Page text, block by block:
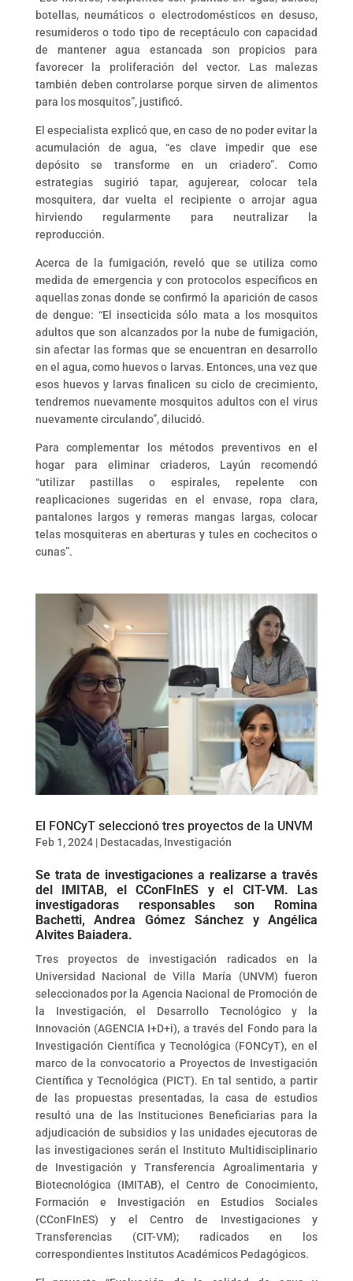
botellas, neumáticos o electrodomésticos en desuso,
resumideros o todo tipo de receptáculo con capacidad
de mantener agua estancada son propicios para
favorecer la proliferación del vector. Las malezas
también deben controlarse porque sirven de alimentos
para los mosquitos”, justificó.
El especialista explicó que, en caso de no poder evitar la
acumulación de agua, “es clave impedir que ese
depósito se transforme en un criadero”. Como
estrategias sugirió tapar, agujerear, colocar tela
mosquitera, dar vuelta el recipiente o arrojar agua
hirviendo regularmente para neutralizar la
reproducción.
Acerca de la fumigación, reveló que se utiliza como
medida de emergencia y con protocolos específicos en
aquellas zonas donde se confirmó la aparición de casos
de dengue: “El insecticida sólo mata a los mosquitos
adultos que son alcanzados por la nube de fumigación,
sin afectar las formas que se encuentran en desarrollo
en el agua, como huevos o larvas. Entonces, una vez que
esos huevos y larvas finalicen su ciclo de crecimiento,
tendremos nuevamente mosquitos adultos con el virus
nuevamente circulando”, dilucidó.
Para complementar los métodos preventivos en el
hogar para eliminar criaderos, Layún recomendó
“utilizar pastillas o espirales, repelente con
reaplicaciones sugeridas en el envase, ropa clara,
pantalones largos y remeras mangas largas, colocar
telas mosquiteras en aberturas y tules en cochecitos o
cunas”.
El FONCyT seleccionó tres proyectos de la UNVM
Feb 1, 2024| Destacadas, Investigación
Se trata de investigaciones a realizarse a través
del IMITAB, el CConFInES y el CIT-VM. Las
investigadoras responsables son Romina
Bachetti, Andrea Gómez Sánchez y Angélica
Alvites Baiadera.
Tres proyectos de investigación radicados en la
Universidad Nacional de Villa María (UNVM) fueron
seleccionados por la Agencia Nacional de Promoción de
la Investigación, el Desarrollo Tecnológico y la
Innovación (AGENCIA I+D+i), a través del Fondo para la
Investigación Científica y Tecnológica (FONCyT), en el
marco de la convocatorio a Proyectos de Investigación
Científica y Tecnológica (PICT). En tal sentido, a partir
de las propuestas presentadas, la casa de estudios
resultó una de las Instituciones Beneficiarias para la
adjudicación de subsidios y las unidades ejecutoras de
las investigaciones serán el Instituto Multidisciplinario
de Investigación y Transferencia Agroalimentaria y
Biotecnológica (IMITAB), el Centro de Conocimiento,
Formación e Investigación en Estudios Sociales
(CConFInES) y el Centro de Investigaciones y
Transferencias (CIT-VM); radicados en los
correspondientes Institutos Académicos Pedagógicos.